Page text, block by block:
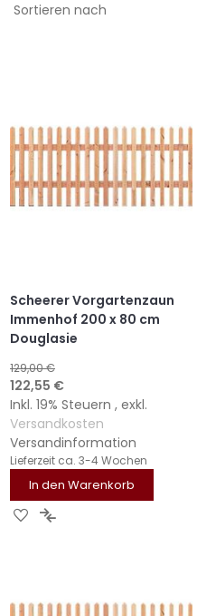
Sortieren nach
Scheerer Vorgartenzaun
Immenhof 200 x 80 cm
Douglasie
129,00 €
Sonderangebot
122,55 €
Inkl. 19% Steuern , exkl.
Versandkosten
Versandinformation
Lieferzeit ca. 3-4 Wochen
In den Warenkorb
ZURZUR